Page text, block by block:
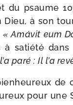
du psaume
à son
« Amávit eum
à satié­té
paré : Il l’a
de
pour